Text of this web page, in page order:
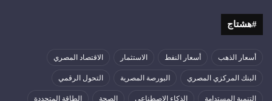
#هشتاج
أسعار الذهب أسعار النفط الاستثمار الاقتصاد المصري
البنك المركزي المصري البورصة المصرية التحول الرقمي
التنمية المستدامة الذكاء الاصطناعي الصحة الطاقة المتجددة